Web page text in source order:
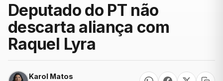
Deputado do PT não
descarta aliança com
Raquel Lyra
Karol Matos